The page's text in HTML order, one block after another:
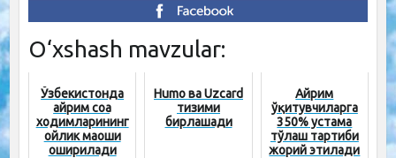
O‘xshash mavzular:
Ўзбекистонда
айрим соҳа
ходимларининг
ойлик маоши
оширилади
Humo ва Uzcard
тизими
бирлашади
Айрим
ўқитувчиларга
350% устама
тўлаш тартиби
жорий этилади